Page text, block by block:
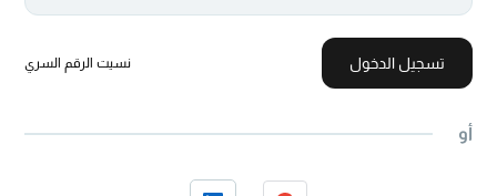
تسجيل الدخول نسيت الرقم السري
أو